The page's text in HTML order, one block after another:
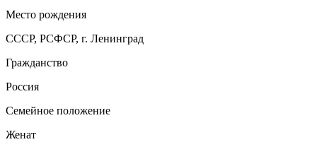
Место рождения
СССР, РСФСР, г. Ленинград
Гражданство
Россия
Семейное положение
Женат